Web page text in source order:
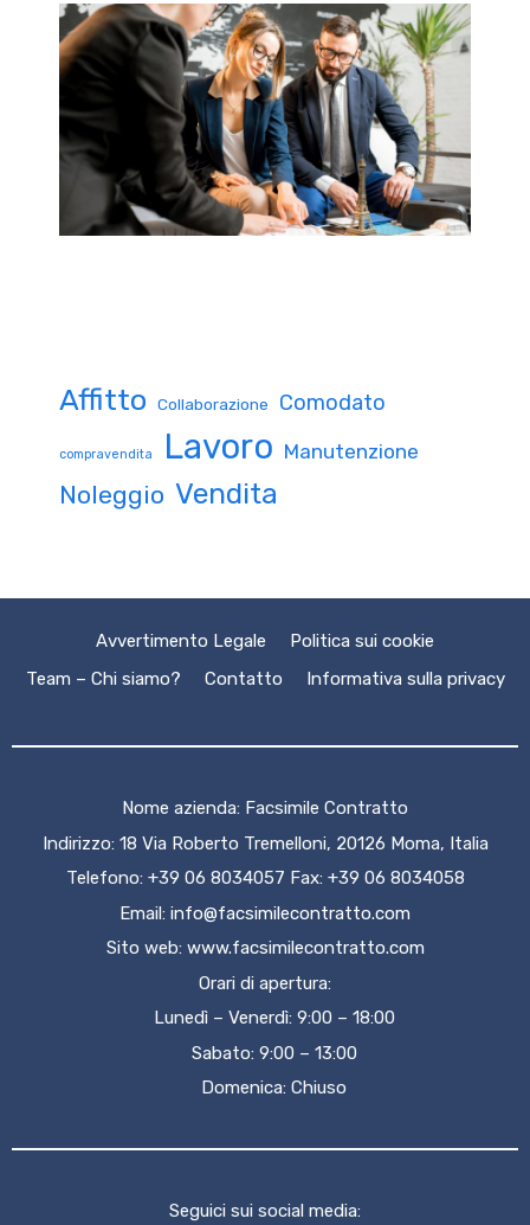
Affitto Collaborazione Comodato
compravendita Lavoro Manutenzione
Noleggio Vendita
Avvertimento Legale
Politica sui cookie
Team – Chi siamo?
Contatto Informativa sulla privacy
Nome azienda: Facsimile Contratto
Indirizzo: 18 Via Roberto Tremelloni, 20126 Moma, Italia
Telefono: +39 06 8034057 Fax: +39 06 8034058
Email: info@facsimilecontratto.com
Sito web: www.facsimilecontratto.com
Orari di apertura:
Lunedì – Venerdì: 9:00 – 18:00
Sabato: 9:00 – 13:00
Domenica: Chiuso
Seguici sui social media: